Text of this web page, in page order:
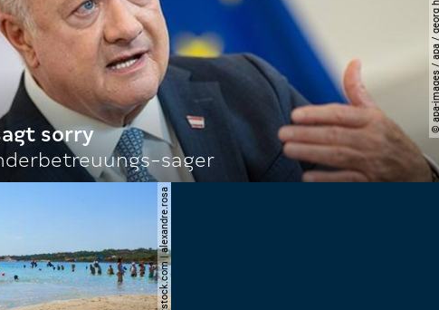
© apa-images /
sorry
sager
© shutterstock.com | alexandre.rosa